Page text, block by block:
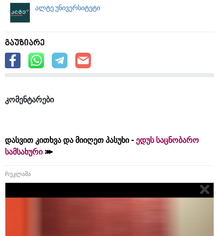
ალტე უნივერსიტეტი
გაუზიარე
კომენტარები
დასვით კითხვა და მიიღეთ პასუხი - ედუს საცნობარო
სამსახური
რეკლამა